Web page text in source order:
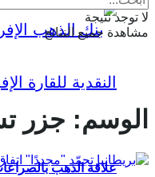
علاقة الذهب
لا توجد نتيجة
مشاهدة جميع النتائج
الوسم: جزر